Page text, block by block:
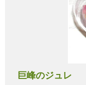
巨峰のジュレ